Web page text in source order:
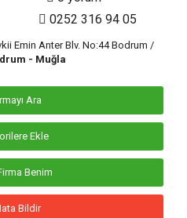
0252 316 94 05
Emin Anter Blv. No:44 Bodrum /
- Muğla
Ara
Ekle
Benim
Bildir